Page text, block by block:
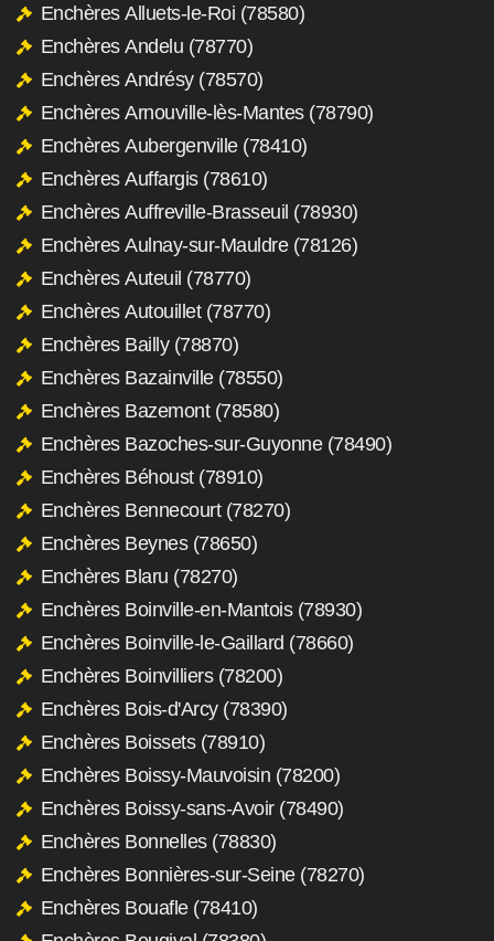
Enchères Alluets-le-Roi (78580)
Enchères Andelu (78770)
Enchères Andrésy (78570)
Enchères Arnouville-lès-Mantes (78790)
Enchères Aubergenville (78410)
Enchères Auffargis (78610)
Enchères Auffreville-Brasseuil (78930)
Enchères Aulnay-sur-Mauldre (78126)
Enchères Auteuil (78770)
Enchères Autouillet (78770)
Enchères Bailly (78870)
Enchères Bazainville (78550)
Enchères Bazemont (78580)
Enchères Bazoches-sur-Guyonne (78490)
Enchères Béhoust (78910)
Enchères Bennecourt (78270)
Enchères Beynes (78650)
Enchères Blaru (78270)
Enchères Boinville-en-Mantois (78930)
Enchères Boinville-le-Gaillard (78660)
Enchères Boinvilliers (78200)
Enchères Bois-d'Arcy (78390)
Enchères Boissets (78910)
Enchères Boissy-Mauvoisin (78200)
Enchères Boissy-sans-Avoir (78490)
Enchères Bonnelles (78830)
Enchères Bonnières-sur-Seine (78270)
Enchères Bouafle (78410)